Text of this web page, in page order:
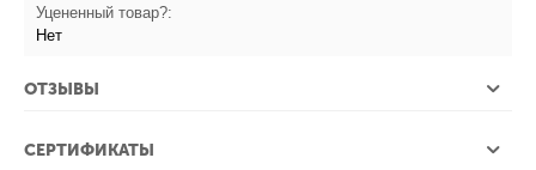
Уцененный товар?:
Нет
ОТЗЫВЫ
СЕРТИФИКАТЫ